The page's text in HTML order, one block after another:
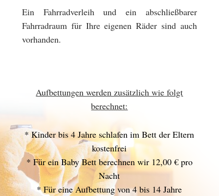
Ein Fahrradverleih und ein abschließbarer
Fahrradraum für Ihre eigenen Räder sind auch
vorhanden.
Aufbettungen werden zusätzlich wie folgt
berechnet:
* Kinder bis 4 Jahre schlafen im Bett der Eltern
kostenfrei
* Für ein Baby Bett berechnen wir 12,00 € pro
Nacht
* Für eine Aufbettung von 4 bis 14 Jahre